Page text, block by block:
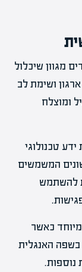
מגוון שיכלול
ושימת לב
ומוצלח
טכנולוגי
המשמשים
להשתמש
כאשר
בשפה האנגלית
נוספות.